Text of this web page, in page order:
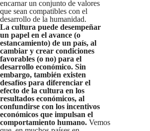
encarnar un conjunto de valores
que sean compatibles con el
desarrollo de la humanidad.
La cultura puede desempeñar
un papel en el avance (o
estancamiento) de un país, al
cambiar y crear condiciones
favorables (o no) para el
desarrollo económico. Sin
embargo, también existen
desafíos para diferenciar el
efecto de la cultura en los
resultados económicos, al
confundirse con los incentivos
económicos que impulsan el
comportamiento humano. Vemos